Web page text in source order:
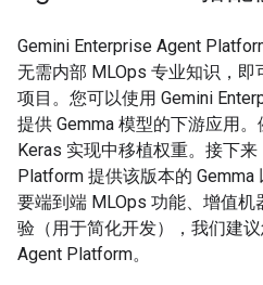
Gemini Enterprise Agent
无需内部 MLOps 专业知识，
项目。您可以使用 Gemini
提供 Gemma 模型的下游应用
Keras 实现中移植权重。接下
Platform 提供该版本的
要端到端 MLOps 功能、增值
验（用于简化开发），我们建
Agent Platform。